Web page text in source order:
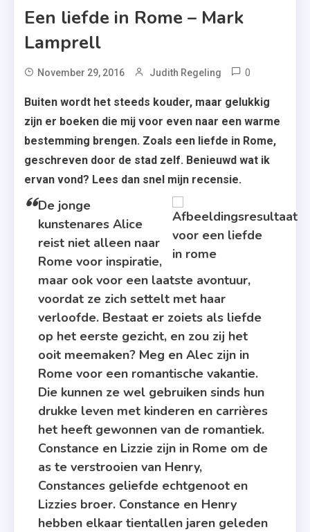
Een liefde in Rome – Mark
Lamprell
November 29, 2016 Judith Regeling 0
Bruna
,
Een
Liefde
,
Mark
Buiten wordt het steeds kouder, maar gelukkig
zijn er boeken die mij voor even naar een warme
bestemming brengen. Zoals een liefde in Rome,
geschreven door de stad zelf. Benieuwd wat ik
ervan vond? Lees dan snel mijn recensie.
De jonge
kunstenares Alice
reist niet alleen naar
Rome voor inspiratie,
maar ook voor een laatste avontuur,
voordat ze zich settelt met haar
verloofde. Bestaat er zoiets als liefde
op het eerste gezicht, en zou zij het
ooit meemaken? Meg en Alec zijn in
Rome voor een romantische vakantie.
Die kunnen ze wel gebruiken sinds hun
drukke leven met kinderen en carrières
het heeft gewonnen van de romantiek.
Constance en Lizzie zijn in Rome om de
as te verstrooien van Henry,
Constances geliefde echtgenoot en
Lizzies broer. Constance en Henry
hebben elkaar tientallen jaren geleden